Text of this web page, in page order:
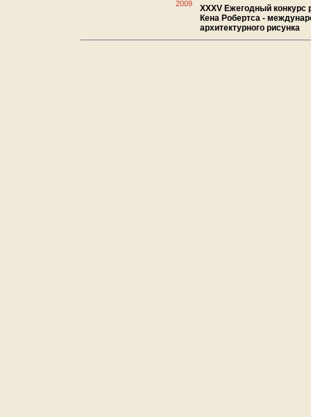
2009
XXXV Ежегодный конкурс
Кена Робертса -
архитектурного рисунка